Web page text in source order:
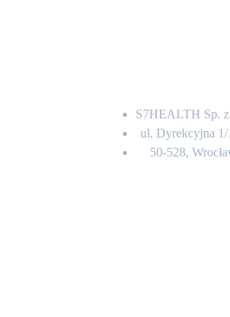
S7HEALTH Sp.
ul. Dyrekcyjna 1/
50-528,